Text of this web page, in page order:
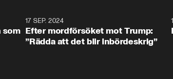
2:18
som
17 SEP. 2024
Efter mordförsöket mot Trump:
”Rädda att det blir inbördeskrig”